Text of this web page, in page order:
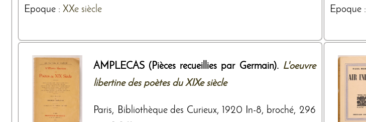
Epoque : XXe siècle Epoque :
AMPLECAS (Pièces recueillies par Germain). L'oeuvre
libertine des poètes du XIXe siècle
Paris, Bibliothèque des Curieux, 1920 In-8, broché, 296